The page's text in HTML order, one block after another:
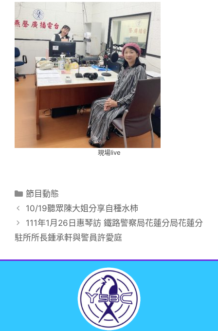
現場live
節目動態
10/19聽眾陳大姐分享自種水柿
111年1月26日惠琴訪 鐵路警察局花蓮分局花蓮分
駐所所長鍾承軒與警員許愛庭